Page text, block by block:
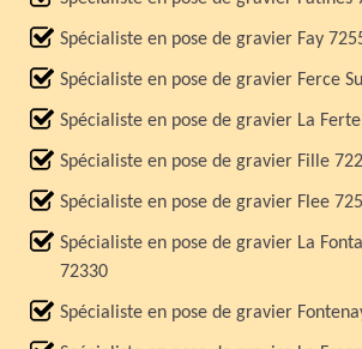
Spécialiste en pose de gravier Fay
Spécialiste en pose de gravier Ferce
Spécialiste en pose de gravier La
Spécialiste en pose de gravier Fille
Spécialiste en pose de gravier Flee
Spécialiste en pose de gravier La
72330
Spécialiste en pose de gravier